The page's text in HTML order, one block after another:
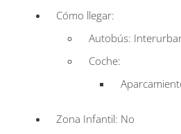
Cómo llegar:
Autobús:
Coche:
Zona Infantil: No